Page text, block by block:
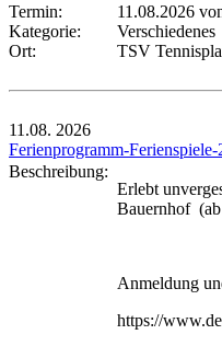
Termin:
11.08.2026
Kategorie:
Verschiedenes
Ort:
TSV
11.08. 2026
Ferienprogramm-
Beschreibung:
Erlebt
Bauernhof
Anmeldung
https://